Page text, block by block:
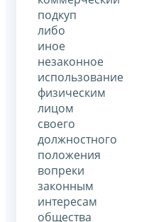
подкуп
либо
иное
незаконное
использование
физическим
лицом
своего
должностного
положения
вопреки
законным
интересам
общества